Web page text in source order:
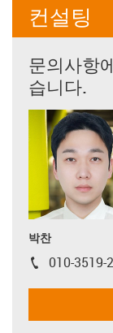
컨설팅
문의사항
습니다.
박찬
igus-icon-
010-3519-